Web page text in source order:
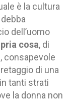
è la cultura
dell’uomo
cosa, di
consapevole
di una
tanti strati
la donna non